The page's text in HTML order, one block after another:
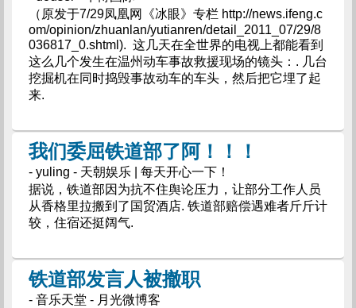
（原发于7/29凤凰网《冰眼》专栏 http://news.ifeng.c
om/opinion/zhuanlan/yutianren/detail_2011_07/29/8
036817_0.shtml). 这几天在全世界的电视上都能看到
这么几个发生在温州动车事故救援现场的镜头：. 几台
挖掘机在同时捣毁事故动车的车头，然后把它埋了起
来.
我们委屈铁道部了阿！！！
- yuling - 天朝娱乐 | 每天开心一下！
据说，铁道部因为抗不住舆论压力，让部分工作人员
从香格里拉搬到了国贸酒店. 铁道部赔偿遇难者斤斤计
较，住宿还挺阔气.
铁道部发言人被撤职
- 音乐天堂 - 月光微博客